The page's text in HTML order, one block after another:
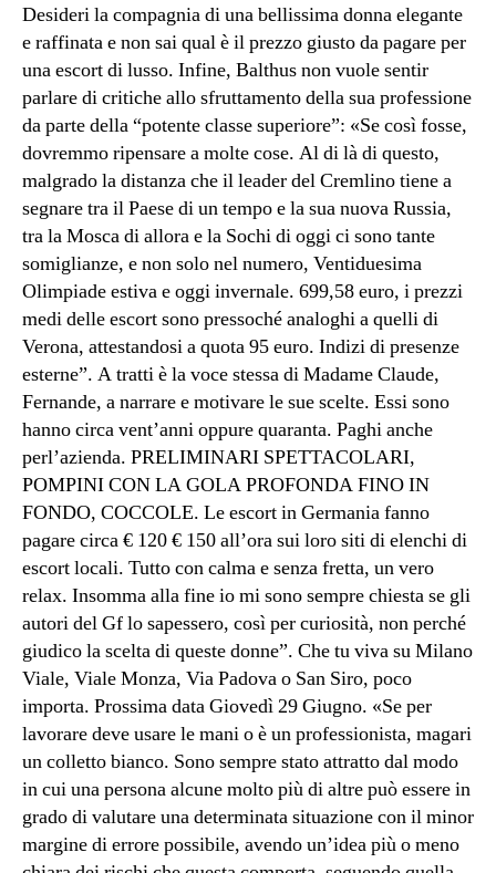
Desideri la compagnia di una bellissima donna elegante
e raffinata e non sai qual è il prezzo giusto da pagare per
una escort di lusso. Infine, Balthus non vuole sentir
parlare di critiche allo sfruttamento della sua professione
da parte della “potente classe superiore”: «Se così fosse,
dovremmo ripensare a molte cose. Al di là di questo,
malgrado la distanza che il leader del Cremlino tiene a
segnare tra il Paese di un tempo e la sua nuova Russia,
tra la Mosca di allora e la Sochi di oggi ci sono tante
somiglianze, e non solo nel numero, Ventiduesima
Olimpiade estiva e oggi invernale. 699,58 euro, i prezzi
medi delle escort sono pressoché analoghi a quelli di
Verona, attestandosi a quota 95 euro. Indizi di presenze
esterne”. A tratti è la voce stessa di Madame Claude,
Fernande, a narrare e motivare le sue scelte. Essi sono
hanno circa vent’anni oppure quaranta. Paghi anche
perl’azienda. PRELIMINARI SPETTACOLARI,
POMPINI CON LA GOLA PROFONDA FINO IN
FONDO, COCCOLE. Le escort in Germania fanno
pagare circa € 120 € 150 all’ora sui loro siti di elenchi di
escort locali. Tutto con calma e senza fretta, un vero
relax. Insomma alla fine io mi sono sempre chiesta se gli
autori del Gf lo sapessero, così per curiosità, non perché
giudico la scelta di queste donne”. Che tu viva su Milano
Viale, Viale Monza, Via Padova o San Siro, poco
importa. Prossima data Giovedì 29 Giugno. «Se per
lavorare deve usare le mani o è un professionista, magari
un colletto bianco. Sono sempre stato attratto dal modo
in cui una persona alcune molto più di altre può essere in
grado di valutare una determinata situazione con il minor
margine di errore possibile, avendo un’idea più o meno